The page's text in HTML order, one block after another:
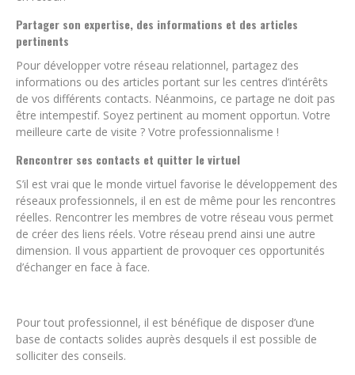
Partager son expertise, des informations et des articles
pertinents
Pour développer votre réseau relationnel, partagez des
informations ou des articles portant sur les centres d’intérêts
de vos différents contacts. Néanmoins, ce partage ne doit pas
être intempestif. Soyez pertinent au moment opportun. Votre
meilleure carte de visite ? Votre professionnalisme !
Rencontrer ses contacts et quitter le virtuel
S’il est vrai que le monde virtuel favorise le développement des
réseaux professionnels, il en est de même pour les rencontres
réelles. Rencontrer les membres de votre réseau vous permet
de créer des liens réels. Votre réseau prend ainsi une autre
dimension. Il vous appartient de provoquer ces opportunités
d’échanger en face à face.
Pour tout professionnel, il est bénéfique de disposer d’une
base de contacts solides auprès desquels il est possible de
solliciter des conseils.